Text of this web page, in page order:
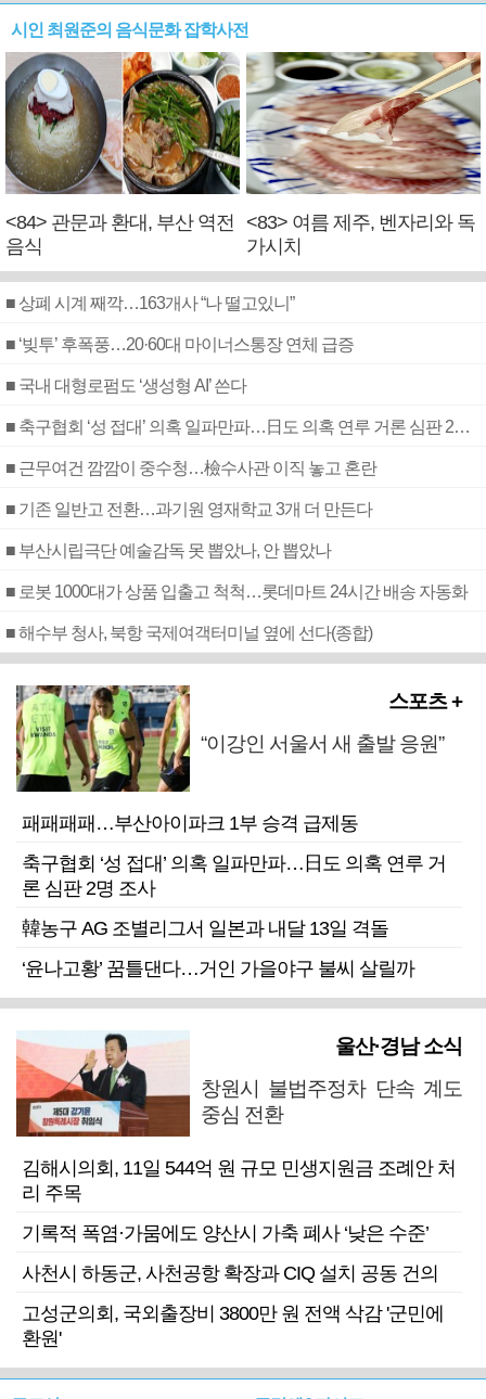
시인 최원준의 음식문화 잡학사전
<84> 관문과 환대, 부산 역전
음식
<83> 여름 제주, 벤자리와 독
가시치
■ 상폐 시계 째깍…163개사 “나 떨고있니”
■ ‘빚투’ 후폭풍…20·60대 마이너스통장 연체 급증
■ 국내 대형로펌도 ‘생성형 AI’ 쓴다
■ 축구협회 ‘성 접대’ 의혹 일파만파…日도 의혹 연루 거론 심판 2명 조사
■ 근무여건 깜깜이 중수청…檢수사관 이직 놓고 혼란
■ 기존 일반고 전환…과기원 영재학교 3개 더 만든다
■ 부산시립극단 예술감독 못 뽑았나, 안 뽑았나
■ 로봇 1000대가 상품 입출고 척척…롯데마트 24시간 배송 자동화
■ 해수부 청사, 북항 국제여객터미널 옆에 선다(종합)
스포츠 +
“이강인 서울서 새 출발 응원”
패패패패…부산아이파크 1부 승격 급제동
축구협회 ‘성 접대’ 의혹 일파만파…日도 의혹 연루 거
론 심판 2명 조사
韓농구 AG 조별리그서 일본과 내달 13일 격돌
‘윤나고황’ 꿈틀댄다…거인 가을야구 불씨 살릴까
울산·경남 소식
창원시 불법주정차 단속 계도
중심 전환
김해시의회, 11일 544억 원 규모 민생지원금 조례안 처
리 주목
기록적 폭염·가뭄에도 양산시 가축 폐사 ‘낮은 수준’
사천시 하동군, 사천공항 확장과 CIQ 설치 공동 건의
고성군의회, 국외출장비 3800만 원 전액 삭감 '군민에
환원'